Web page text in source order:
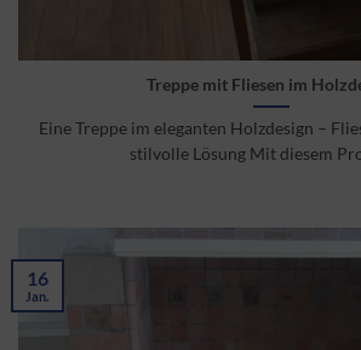
Treppe mit Fliesen im
Eine Treppe im eleganten Holzdesign –
stilvolle Lösung Mit diesem
16
Jan.